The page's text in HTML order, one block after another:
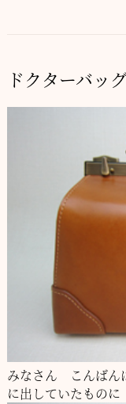
ドクターバッ
みなさん こんばん
に出していたものに